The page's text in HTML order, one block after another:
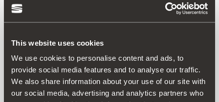
This website uses cookies
We use cookies to personalise content and ads, to
provide social media features and to analyse our traffic.
We also share information about your use of our site with
our social media, advertising and analytics partners who